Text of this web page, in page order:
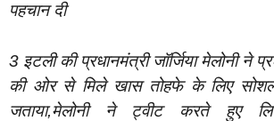
पहचान दी
3 इटली की प्रधानमंत्री जॉर्जिया मेलोनी ने
की ओर से मिले खास तोहफे के लिए सोशल
जताया,मेलोनी ने ट्वीट करते हुए